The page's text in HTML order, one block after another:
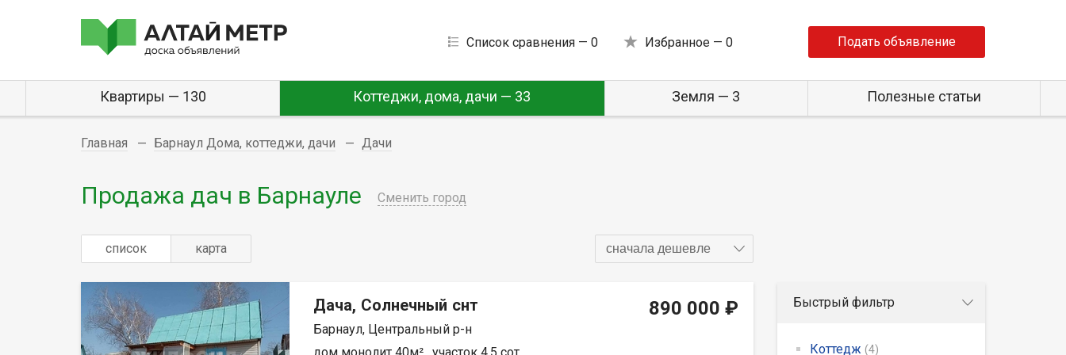
Список сравнения — 0 Избранное — 0 Подать объявление
Квартиры — 130 Коттеджи, дома, дачи — 33 Земля — 3 Полезные статьи
Главная Барнаул Дома, коттеджи, дачи Дачи
Продажа дач в Барнауле Сменить город
список карта сначала дешевле
Дача, Солнечный снт
Барнаул, Центральный р-н
890 000 ₽ Быстрый фильтр
Коттедж (4)